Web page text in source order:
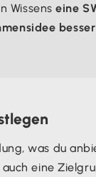
Wissenseine
was du
eine